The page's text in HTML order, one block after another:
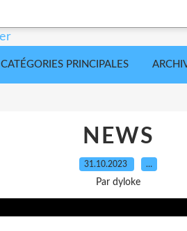
CATÉGORIES PRINCIPALES
NEWS
31.10.2023 …
Par dyloke